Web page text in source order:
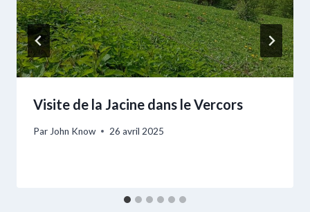
Visite de la Jacine dans le Vercors
Par John Know 26 avril 2025